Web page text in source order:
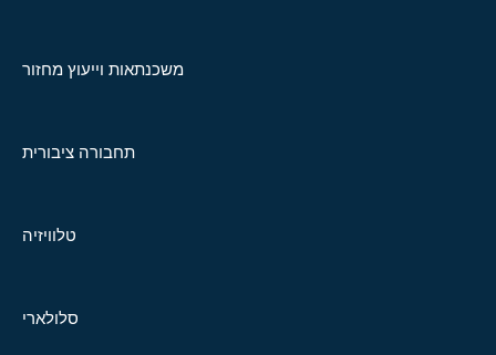
משכנתאות וייעוץ מחזור
תחבורה ציבורית
טלוויזיה
סלולארי